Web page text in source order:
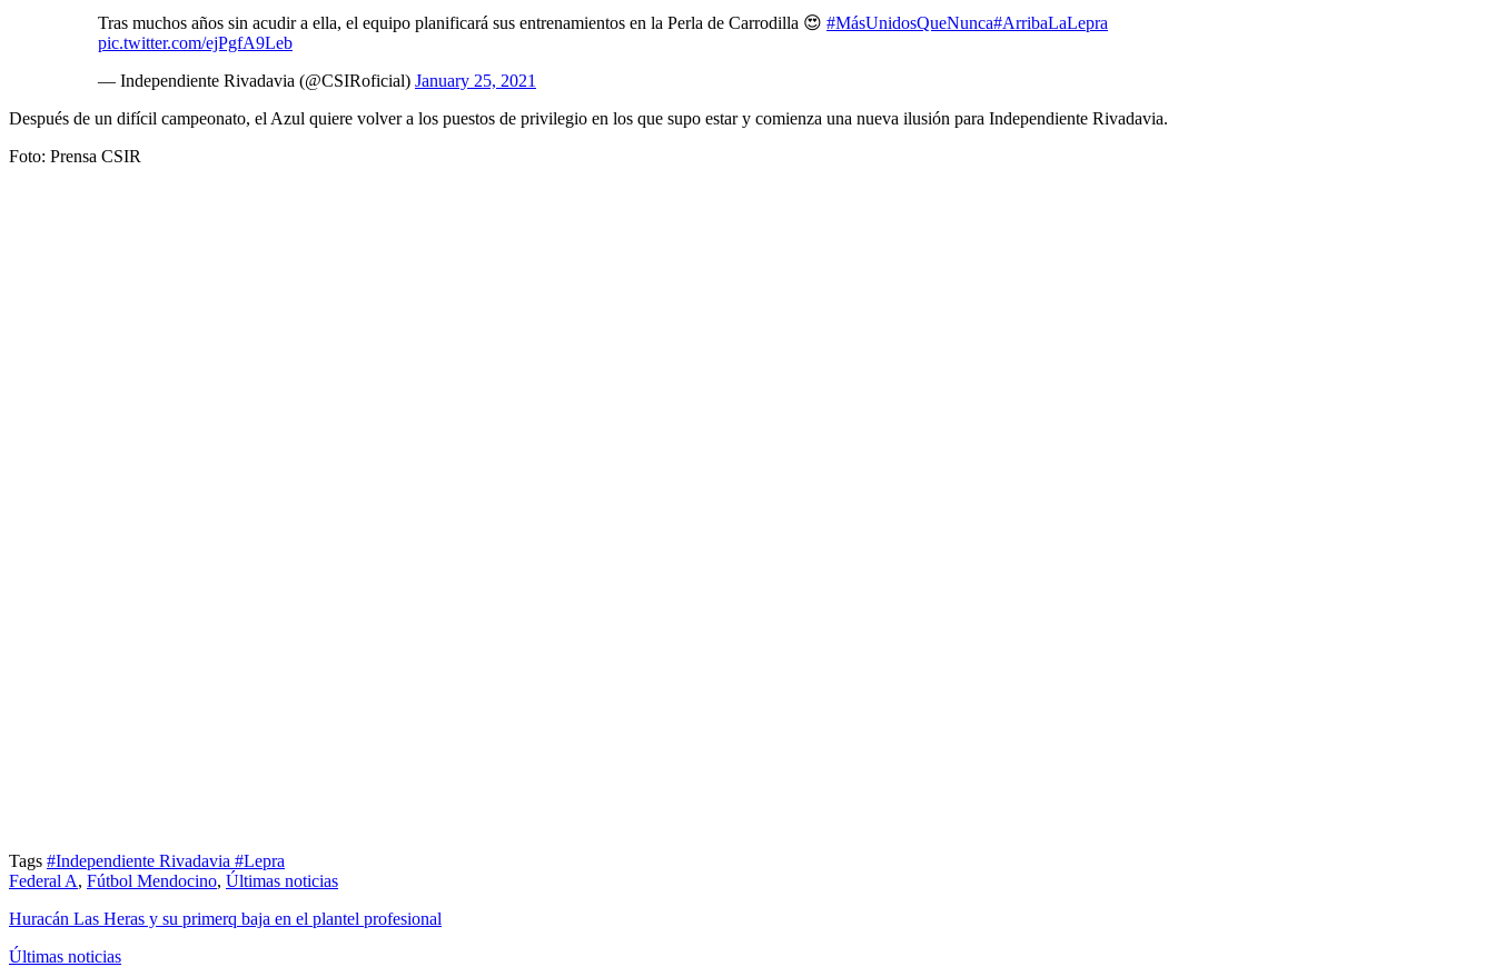
Tras muchos años sin acudir a ella, el equipo planificará sus entrenamientos en la Perla de Carrodilla 😍 #MásUnidosQueNunca#ArribaLaLepra
pic.twitter.com/ejPgfA9Leb
— Independiente Rivadavia (@CSIRoficial) January 25, 2021
Después de un difícil campeonato, el Azul quiere volver a los puestos de privilegio en los que supo estar y comienza una nueva ilusión para Independiente Rivadavia.
Foto: Prensa CSIR
Tags #Independiente Rivadavia #Lepra
Federal A, Fútbol Mendocino, Últimas noticias
Huracán Las Heras y su primerq baja en el plantel profesional
Últimas noticias